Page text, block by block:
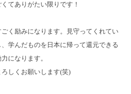
てありがたい限りです！
く励みになります。見守ってくれてい
学んだものを日本に帰って還元できる
になります。
しくお願いします(笑)